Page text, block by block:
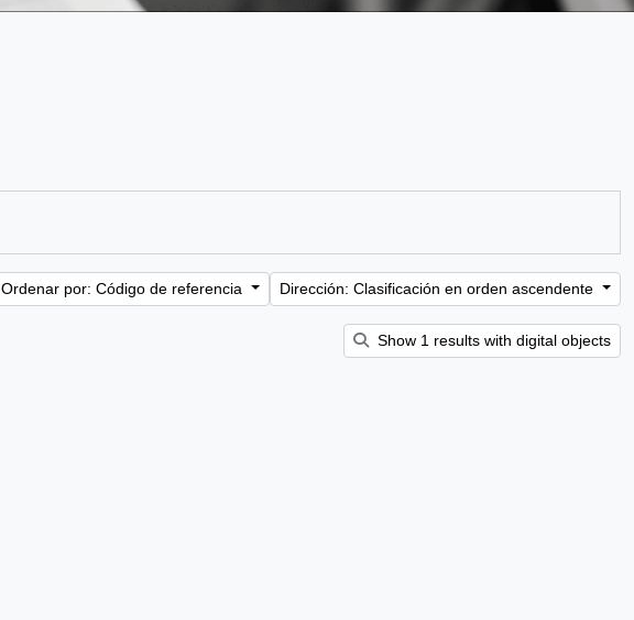
Ordenar por: Código de referencia Dirección: Clasificación en orden ascendente
Show 1 results with digital objects